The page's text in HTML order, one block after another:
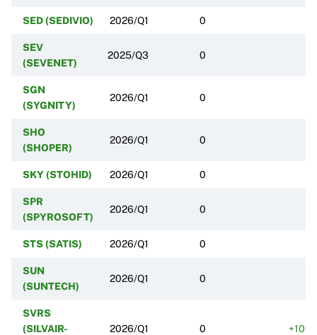
SED (SEDIVIO) 2026/Q1 0
SEV
(SEVENET)
2025/Q3 0
SGN
(SYGNITY)
2026/Q1 0
SHO
(SHOPER)
2026/Q1 0
SKY (STOHID) 2026/Q1 0
SPR
(SPYROSOFT)
2026/Q1 0
STS (SATIS) 2026/Q1 0
SUN
(SUNTECH)
2026/Q1 0
SVRS
(SILVAIR-
2026/Q1 0